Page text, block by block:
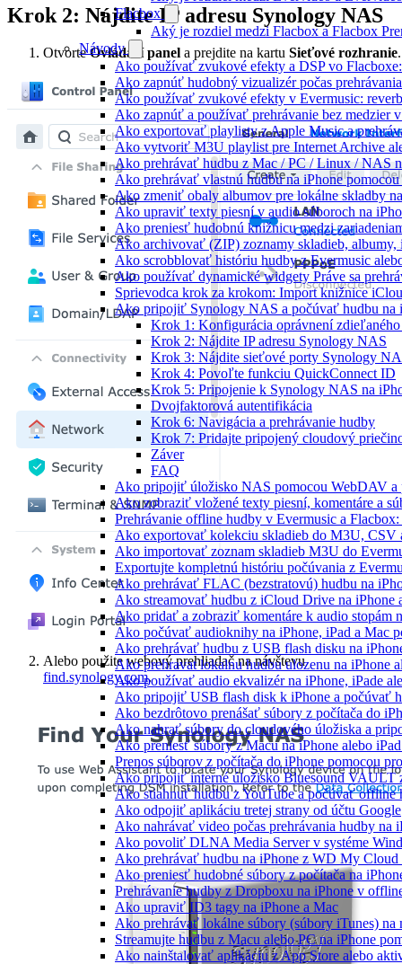
Flacbox
Aký je rozdiel medzi Flacbox a Flacbox
Návody
Ako používať zvukové efekty a DSP vo
Ako zapnúť hudobný vizualizér počas
Ako používať zvukové efekty v Evermusic:
Ako zapnúť a používať prehrávanie bez medzier
Ako exportovať playlisty z Apple Music a
Ako vytvoriť M3U playlist pre Internet Archive
Ako prehrávať hudbu z Mac / PC / Linux / NAS
Ako prehrávať vlastnú hudbu na iPhone
Ako zmeniť obaly albumov pre lokálne skladby
Ako upraviť texty piesní v audio súboroch na
Ako preniesť hudobnú knižnicu medzi
Ako archivovať (ZIP) zoznamy skladieb, albumy,
Ako scrobblovať históriu hudby z Evermusic
Ako používať dynamické widgety Práve sa
Sprievodca krok za krokom: Import knižnice
Ako pripojiť Synology NAS a počúvať hudbu na
Krok 1: Konfigurácia oprávnení
Krok 2: Nájdite IP adresu Synology NAS
Krok 3: Nájdite sieťové porty Synology
Krok 4: Povoľte funkciu QuickConnect ID
Krok 5: Pripojenie k Synology NAS na
Dvojfaktorová autentifikácia
Krok 6: Navigácia a prehrávanie hudby
Krok 7: Pridajte pripojený cloudový
Záver
FAQ
Ako pripojiť úložisko NAS pomocou WebDAV a
Ako zobraziť vložené texty piesní, komentáre a
Prehrávanie offline hudby v Evermusic a
Ako exportovať kolekciu skladieb do M3U, CSV
Ako importovať zoznam skladieb M3U do
Exportujte kompletnú históriu počúvania z
Ako prehrávať FLAC (bezstratovú) hudbu na
Ako streamovať hudbu z iCloud Drive na iPhone
Ako pridať a zobraziť komentáre k audio stopám
Ako počúvať audioknihy na iPhone, iPad a Mac
Ako prehrávať hudbu z USB flash disku na
Ako prehravat lokalnu hudbu ulozenu na iPhone
Ako používať audio ekvalizér na iPhone, iPade
Ako pripojiť USB flash disk k iPhone a počúvať
Ako bezdrôtovo prenášať súbory z počítača do
Ako nahrať súbory do cloudového úložiska a
Ako preniesť súbory z Macu na iPhone alebo
Prenos súborov z počítača do iPhone pomocou
Ako pripojiť interné úložisko Bluesound VAULT
Ako stiahnuť hudbu z YouTube a počúvať offline
Ako odpojiť aplikáciu tretej strany od účtu Google
Ako nahrávať video počas prehrávania hudby na
Ako povoliť DLNA Media Server v systéme
Ako prehrávať hudbu na iPhone z WD My Cloud
Ako preniesť hudobné súbory z počítača na
Prehrávanie hudby z Dropboxu na iPhone v
Ako upraviť ID3 tagy na iPhone a Mac
Ako prehrávať lokálne súbory (súbory iTunes) na
Streamujte hudbu z Macu alebo PC na iPhone
Ako nainštalovať aplikáciu z App Store alebo
Krok 2: Nájdite IP adresu Synology NAS
OtvorteOvládací panel a prejdite na kartu Sieťové rozhranie.
Alebo použite webový prehliadač na návštevu
find.synology.com.